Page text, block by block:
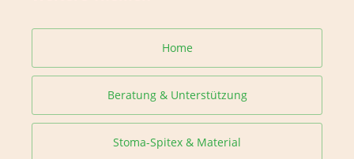
Home
Beratung & Unterstützung
Stoma-Spitex & Material